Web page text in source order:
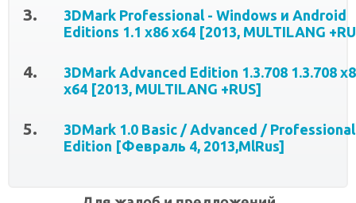
3DMark Professional - Windows и Android
Editions 1.1 x86 x64 [2013, MULTILANG
3DMark Advanced Edition 1.3.708 1.3.708
x64 [2013, MULTILANG +RUS]
3DMark 1.0 Basic / Advanced / Professional
Edition [Февраль 4, 2013,MlRus]